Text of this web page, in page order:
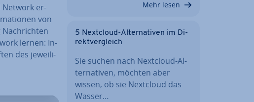
Network er­
von
lernen: In­
des je­wei­li­
Mehr lesen
5 Nextcloud-Al­ter­na­ti­ven im Di­
rekt­ver­gleich
Sie suchen nach Nextcloud-Al­
ter­na­ti­ven, möchten aber
wissen, ob sie Nextcloud das
Wasser…